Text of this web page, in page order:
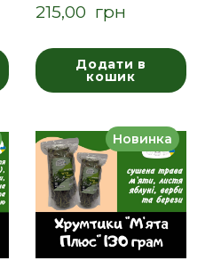
215,00  грн
Додати в
кошик
Новинка